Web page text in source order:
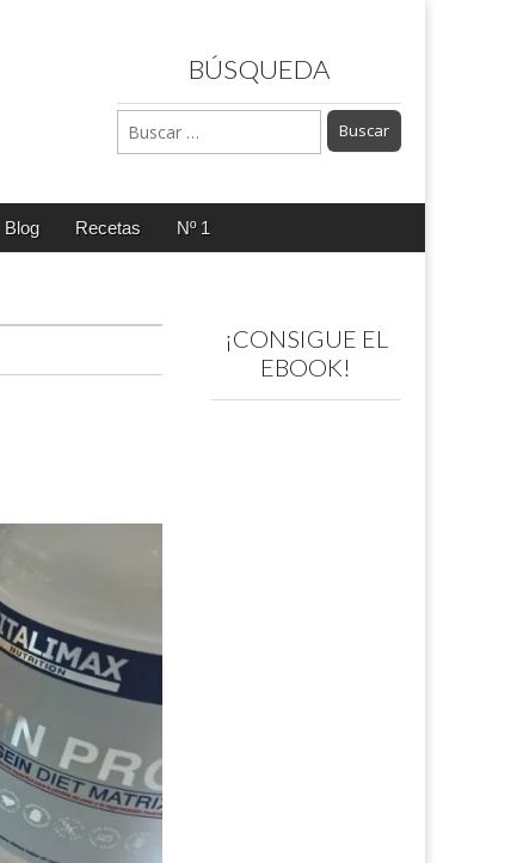
BÚSQUEDA
Buscar:
Blog Recetas Nº 1
¡CONSIGUE EL
EBOOK!